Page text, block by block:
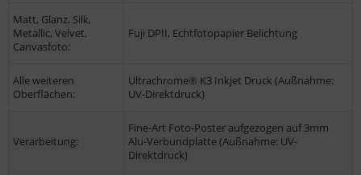
Matt, Glanz, Silk,
Metallic, Velvet,
Canvasfoto:
Fuji DPII, Echtfotopapier Belichtung
Alle weiteren
Oberflächen:
Ultrachrome® K3 Inkjet Druck (Außnahme:
UV-Direktdruck)
Verarbeitung:
Fine-Art Foto-Poster aufgezogen auf 3mm
Alu-Verbundplatte (Außnahme: UV-
Direktdruck)